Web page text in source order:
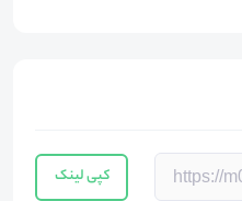
کپی لینک